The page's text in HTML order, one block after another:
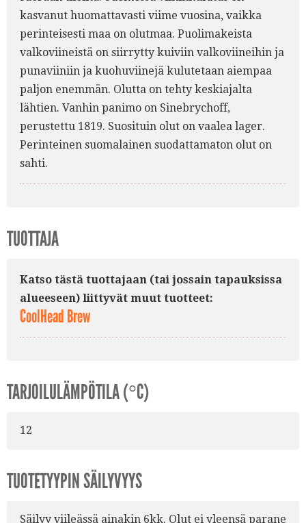
kasvanut huomattavasti viime vuosina, vaikka
perinteisesti maa on olutmaa. Puolimakeista
valkoviineistä on siirrytty kuiviin valkoviineihin ja
punaviiniin ja kuohuviinejä kulutetaan aiempaa
paljon enemmän. Olutta on tehty keskiajalta
lähtien. Vanhin panimo on Sinebrychoff,
perustettu 1819. Suosituin olut on vaalea lager.
Perinteinen suomalainen suodattamaton olut on
sahti.
TUOTTAJA
Katso tästä tuottajaan (tai jossain tapauksissa
alueeseen) liittyvät muut tuotteet:
CoolHead Brew
TARJOILULÄMPÖTILA (°C)
12
TUOTETYYPIN SÄILYVYYS
Säilyy viileässä ainakin 6kk. Olut ei yleensä parane